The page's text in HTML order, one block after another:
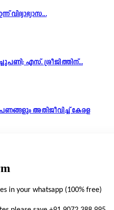
വിദ്യാഭ്യാസ...
എസ്. ശ്രീജിത്തിന്...
അതിജീവിച്ച് കേരള
in your whatsapp (100% free)